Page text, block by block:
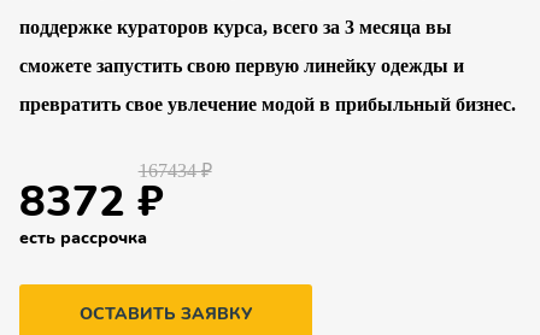
поддержке кураторов курса, всего за 3 месяца вы
сможете запустить свою первую линейку одежды и
превратить свое увлечение модой в прибыльный бизнес.
167434 ₽
8372 ₽
есть рассрочка
ОСТАВИТЬ ЗАЯВКУ